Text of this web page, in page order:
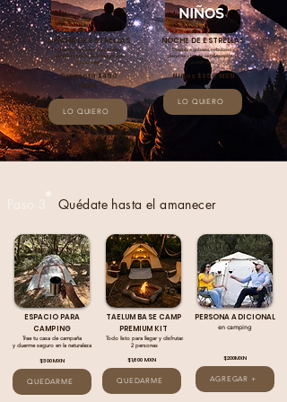
NOCHE DE ESTRELLAS
Descubre galaxias, nebulosas y
planetas a través de telescopios de
primer nivel
Preventa $450
MXN
LO QUIERO
día del evento
$499
NOCHE DE ESTRELLAS
Descubre galaxias, nebulosas y
planetas a través de telescopios de
primer nivel
Niños $350 MXN
LO QUIERO
Quédate hasta el amanecer
Paso 3
ESPACIO PARA
CAMPING
Trae tu casa de campaña
y duerme seguro en la naturaleza
$300 MXN
QUEDARME
TAELUM BASE CAMP
PREMIUM KIT
Todo listo para llegar y disfrutar.
2 personas
$1,600 MXN
QUEDARME
PERSONA ADICIONAL
en camping
$200MXN
AGREGAR +